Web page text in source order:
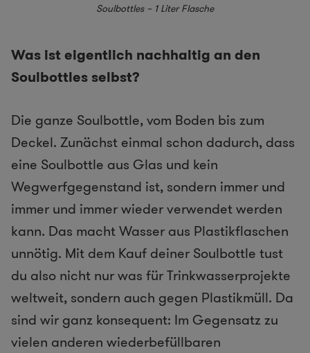
Soulbottles – 1 Liter Flasche
Was ist eigentlich nachhaltig an den
Soulbottles selbst?
Die ganze Soulbottle, vom Boden bis zum
Deckel. Zunächst einmal schon dadurch, dass
eine Soulbottle aus Glas und kein
Wegwerfgegenstand ist, sondern immer und
immer und immer wieder verwendet werden
kann. Das macht Wasser aus Plastikflaschen
unnötig. Mit dem Kauf deiner Soulbottle tust
du also nicht nur was für Trinkwasserprojekte
weltweit, sondern auch gegen Plastikmüll. Da
sind wir ganz konsequent: Im Gegensatz zu
vielen anderen wiederbefüllbaren